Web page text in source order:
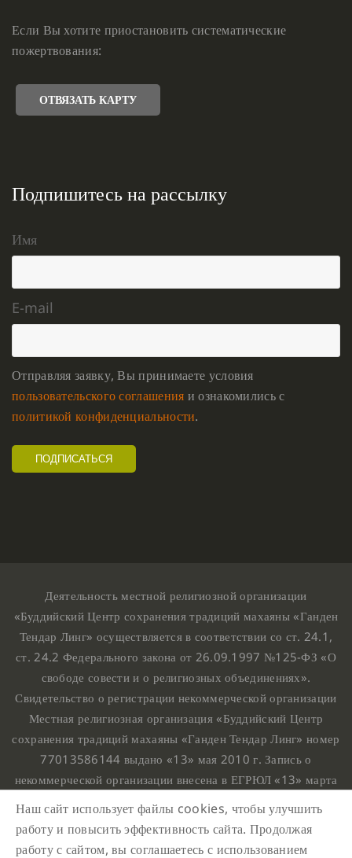
Если Вы хотите приостановить систематические
пожертвования:
ОТВЯЗАТЬ КАРТУ
Подпишитесь на рассылку
Имя
E-mail
Отправляя заявку, Вы принимаете условия
пользовательского соглашения и ознакомились с
политикой конфиденциальности.
Деятельность местной религиозной организации
«Буддийский Центр сохранения традиций махаяны «Ганден
Тендар Линг» осуществляется в соответствии со ст. 24.1,
ст. 24.2 Федерального закона от 26.09.1997 №125-ФЗ «О
свободе совести и о религиозных объединениях».
Свидетельство о регистрации некоммерческой организации
Местная религиозная организация «Буддийский Центр
сохранения традиций махаяны «Ганден Тендар Линг» номер
77013586144 выдано «13» мая 2010 г. Запись о
некоммерческой организации внесена в ЕГРЮЛ «13» марта
номером 1107799015708.
Ганден Тендар Линг © 2020 Все права защищены
Наш сайт использует файлы cookies, чтобы улучшить
работу и повысить эффективность сайта. Продолжая
работу с сайтом, вы соглашаетесь с использованием